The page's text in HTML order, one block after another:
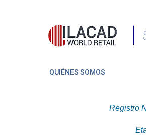
QUIÉNES SOMOS
Registro